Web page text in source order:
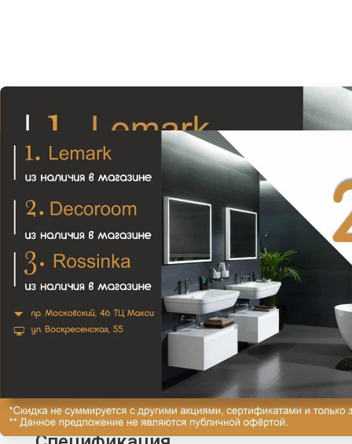
Смеситель для душа BelBagno TANARO TAN-
6 580₽
Сравнить
Описание Отзывы (0) Методы доставки